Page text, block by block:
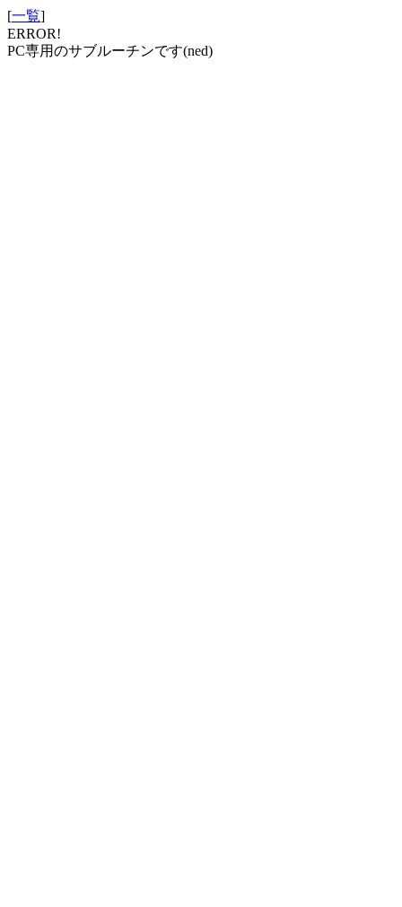
[一覧]
ERROR!
PC専用のサブルーチンです(ned)